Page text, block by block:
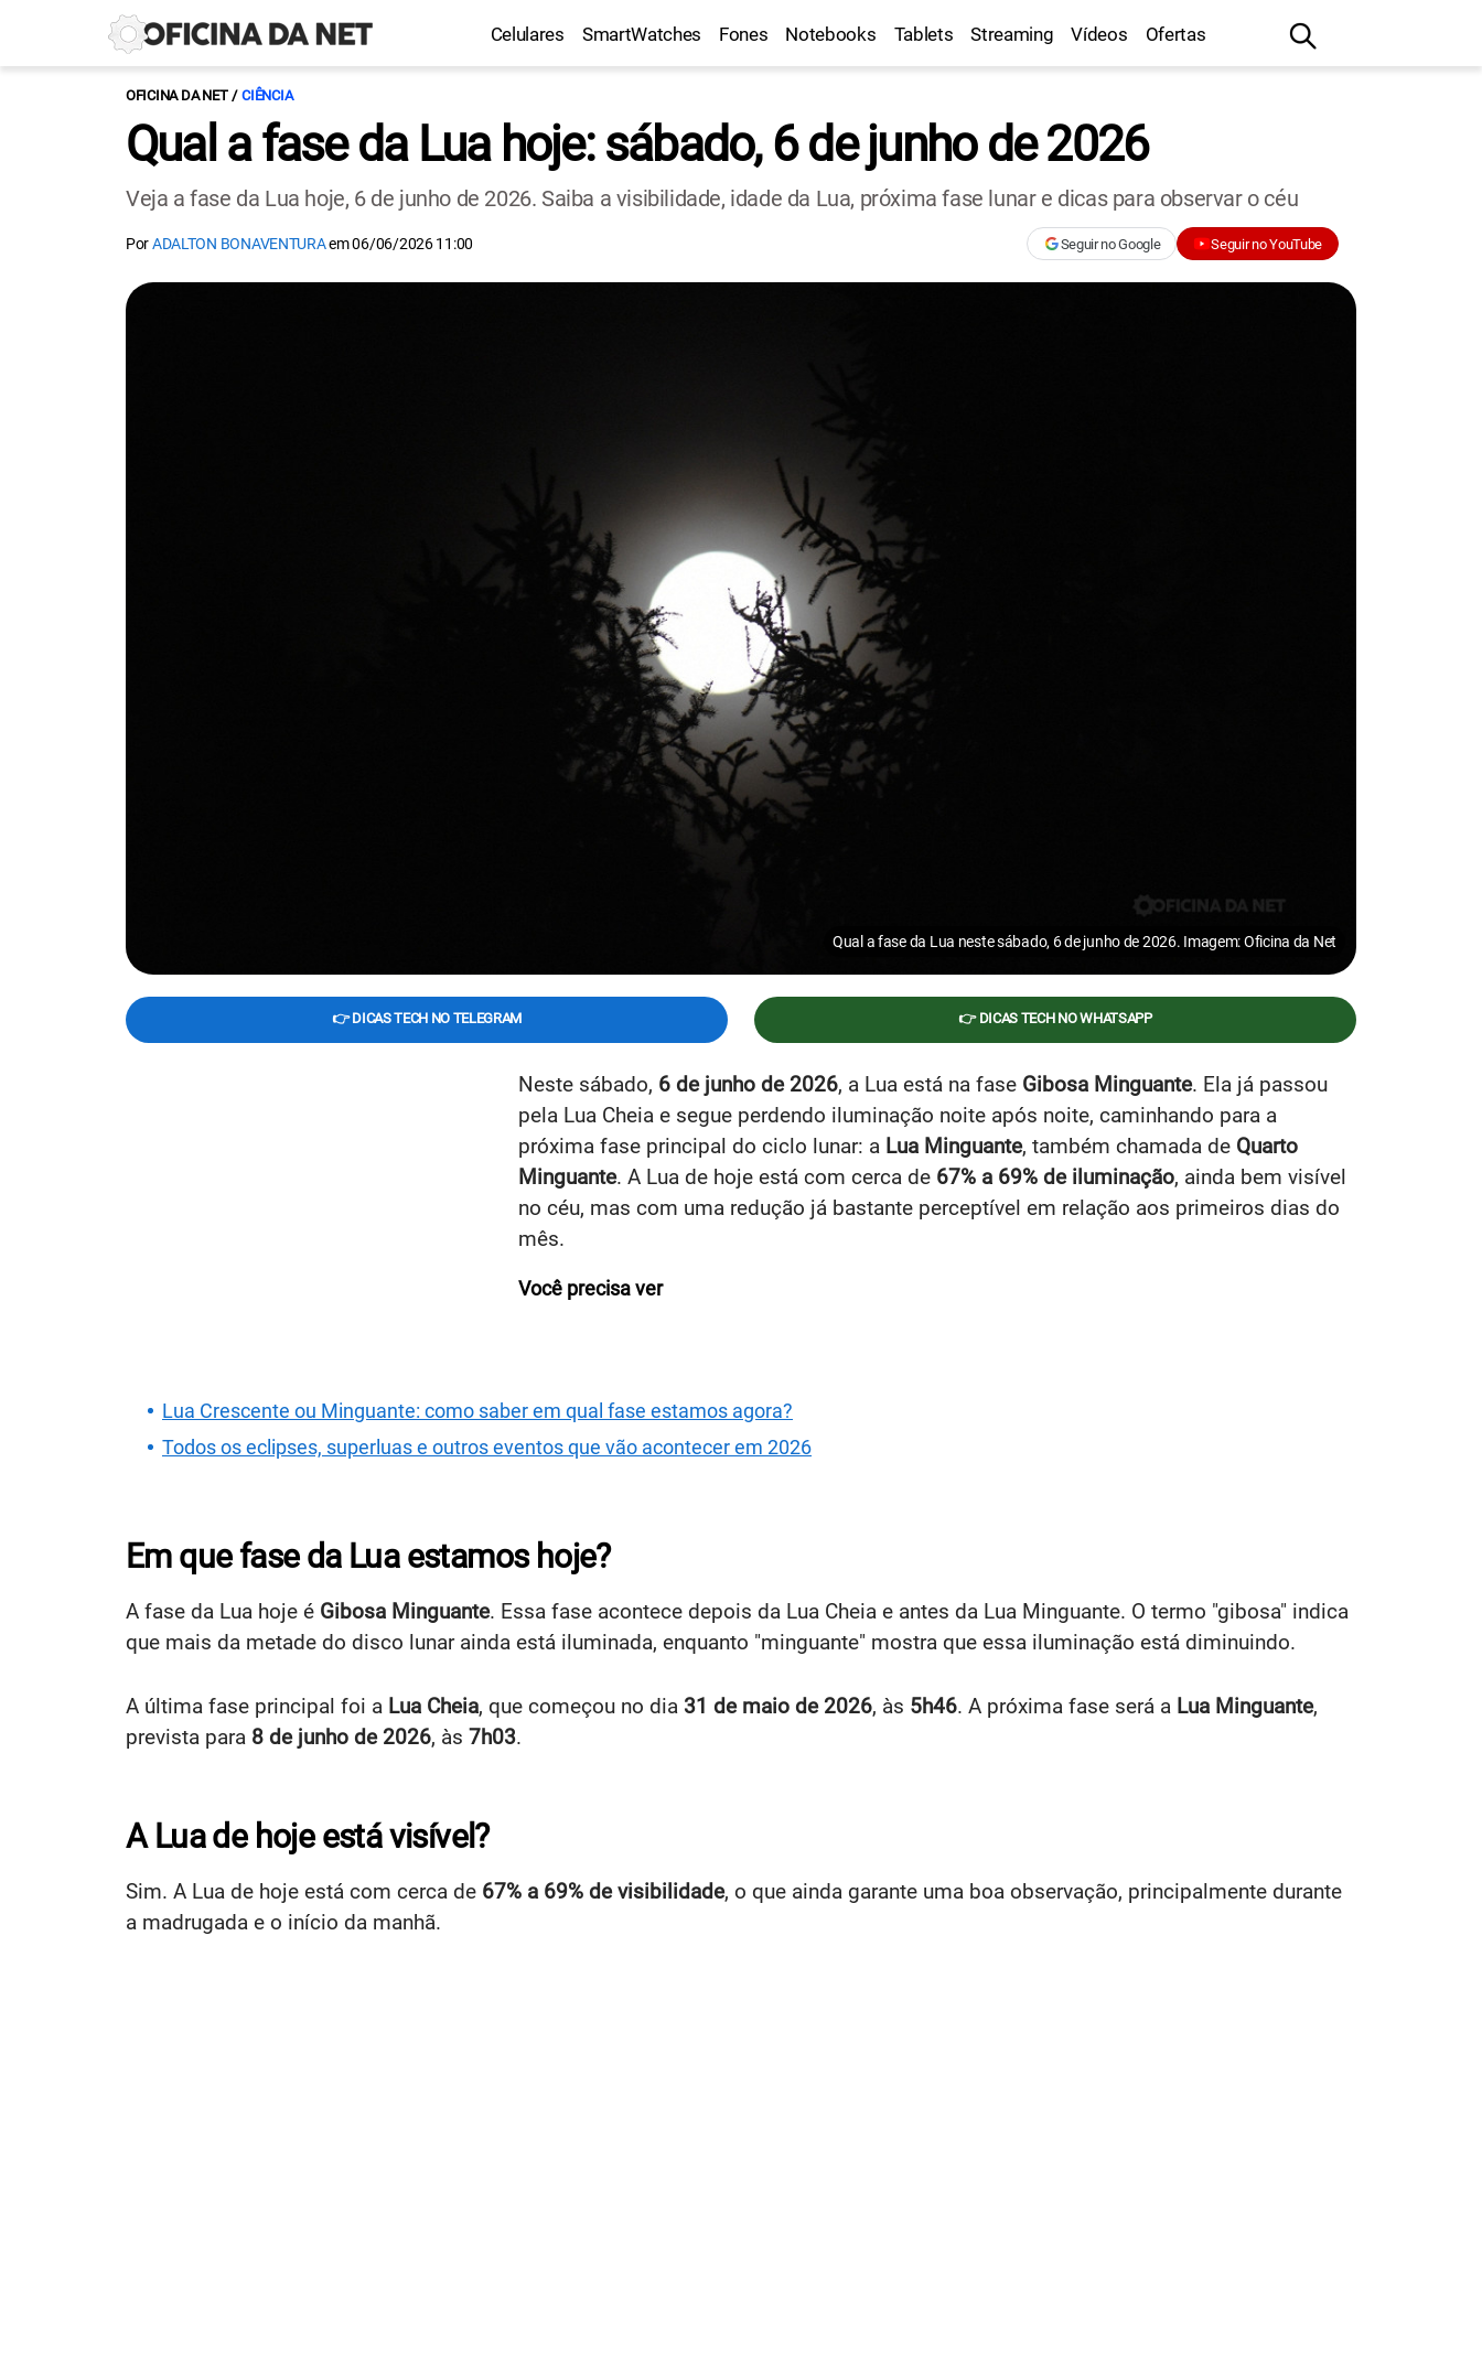
Celulares SmartWatches Fones Notebooks Tablets Streaming Vídeos Ofertas
OFICINA DA NET CIÊNCIA
Qual a fase da Lua hoje: sábado, 6 de junho de 2026
Veja a fase da Lua hoje, 6 de junho de 2026. Saiba a visibilidade, idade da Lua, próxima fase lunar e dicas para observar o céu
PorADALTON BONAVENTURAem06/06/2026 11:00 Seguir no Google Seguir no YouTube
Qual a fase da Lua neste sábado, 6 de junho de 2026. Imagem: Oficina da Net
👉 DICAS TECH NO TELEGRAM 👉 DICAS TECH NO WHATSAPP
Neste sábado, 6 de junho de 2026, a Lua está na fase Gibosa Minguante. Ela já passou
pela Lua Cheia e segue perdendo iluminação noite após noite, caminhando para a
próxima fase principal do ciclo lunar: a Lua Minguante, também chamada de Quarto
Minguante. A Lua de hoje está com cerca de 67% a 69% de iluminação, ainda bem visível
no céu, mas com uma redução já bastante perceptível em relação aos primeiros dias do
mês.
Você precisa ver
Lua Crescente ou Minguante: como saber em qual fase estamos agora?
Todos os eclipses, superluas e outros eventos que vão acontecer em 2026
Em que fase da Lua estamos hoje?
A fase da Lua hoje é Gibosa Minguante. Essa fase acontece depois da Lua Cheia e antes da Lua Minguante. O termo "gibosa" indica
que mais da metade do disco lunar ainda está iluminada, enquanto "minguante" mostra que essa iluminação está diminuindo.
A última fase principal foi a Lua Cheia, que começou no dia 31 de maio de 2026, às 5h46. A próxima fase será a Lua Minguante,
prevista para 8 de junho de 2026, às 7h03.
A Lua de hoje está visível?
Sim. A Lua de hoje está com cerca de 67% a 69% de visibilidade, o que ainda garante uma boa observação, principalmente durante
a madrugada e o início da manhã.